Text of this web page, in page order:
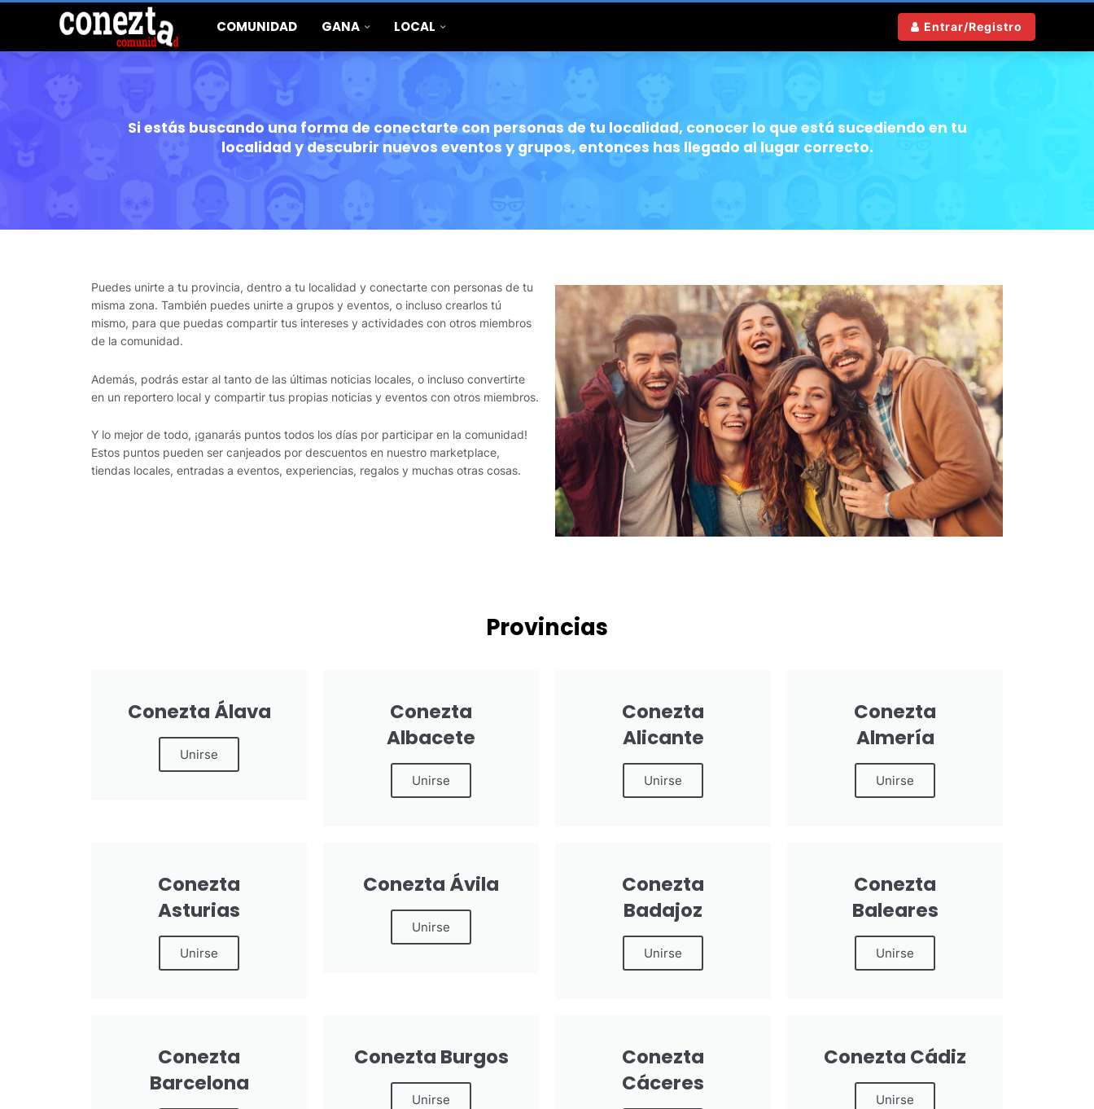
COMUNIDAD GANA LOCAL Entrar/Registro
Si estás buscando una forma de conectarte con personas de tu localidad, conocer lo que está sucediendo en tu
localidad y descubrir nuevos eventos y grupos, entonces has llegado al lugar correcto.
Puedes unirte a tu provincia, dentro a tu localidad y conectarte con personas de tu
misma zona. También puedes unirte a grupos y eventos, o incluso crearlos tú
mismo, para que puedas compartir tus intereses y actividades con otros miembros
de la comunidad.
Además, podrás estar al tanto de las últimas noticias locales, o incluso convertirte
en un reportero local y compartir tus propias noticias y eventos con otros miembros.
Y lo mejor de todo, ¡ganarás puntos todos los días por participar en la comunidad!
Estos puntos pueden ser canjeados por descuentos en nuestro marketplace,
tiendas locales, entradas a eventos, experiencias, regalos y muchas otras cosas.
Provincias
Conezta Álava
Unirse
Conezta
Albacete
Unirse
Conezta
Alicante
Unirse
Conezta
Almería
Unirse
Conezta
Asturias
Unirse
Conezta Ávila
Unirse
Conezta
Badajoz
Unirse
Conezta
Baleares
Unirse
Conezta
Barcelona
Conezta Burgos
Unirse
Conezta
Cáceres
Conezta Cádiz
Unirse